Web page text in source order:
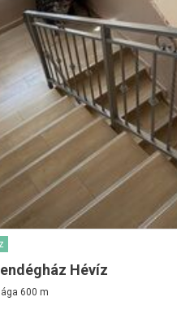
Hévíz
600 m